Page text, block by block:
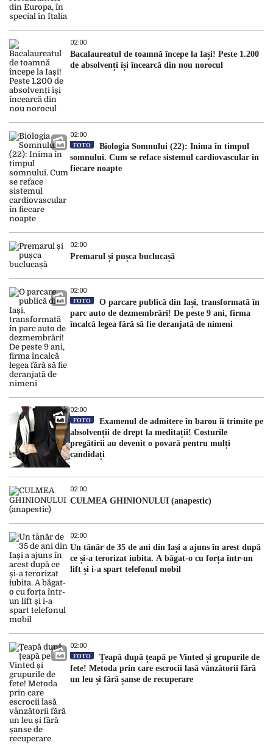
02:00
Bacalaureatul de toamnă începe la Iași! Peste 1.200
de absolvenți își încearcă din nou norocul
02:00
FOTO
Biologia Somnului (22): Inima în timpul
somnului. Cum se reface sistemul cardiovascular în
fiecare noapte
02:00
Premarul și pușca buclucașă
02:00
FOTO
O parcare publică din Iași, transformată în
parc auto de dezmembrări! De peste 9 ani, firma
încalcă legea fără să fie deranjată de nimeni
02:00
FOTO
Examenul de admitere în barou îi trimite pe
absolvenții de drept la meditații! Costurile
pregătirii au devenit o povară pentru mulți
candidați
02:00
CULMEA GHINIONULUI (anapestic)
02:00
Un tânăr de 35 de ani din Iași a ajuns în arest după
ce și-a terorizat iubita. A băgat-o cu forța într-un
lift și i-a spart telefonul mobil
02:00
FOTO
Țeapă după țeapă pe Vinted și grupurile de
fete! Metoda prin care escrocii lasă vânzătorii fără
un leu și fără șanse de recuperare